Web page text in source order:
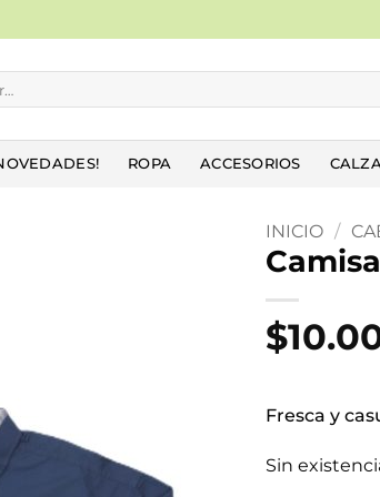
ROPA ACCESORIOS
INICIO /
$
Fresca y
Sin